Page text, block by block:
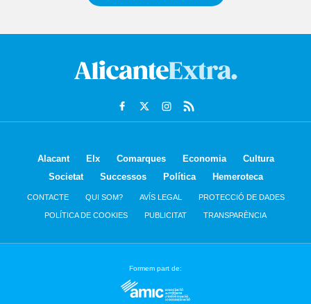
Alacant Elx Comarques Economia
Cultura
Societat
Successos Política Hemeroteca
CONTACTE QUI SOM? AVÍS LEGAL PROTECCIÓ DE DADES
POLÍTICA DE COOKIES PUBLICITAT TRANSPARÈNCIA
Formem part de: